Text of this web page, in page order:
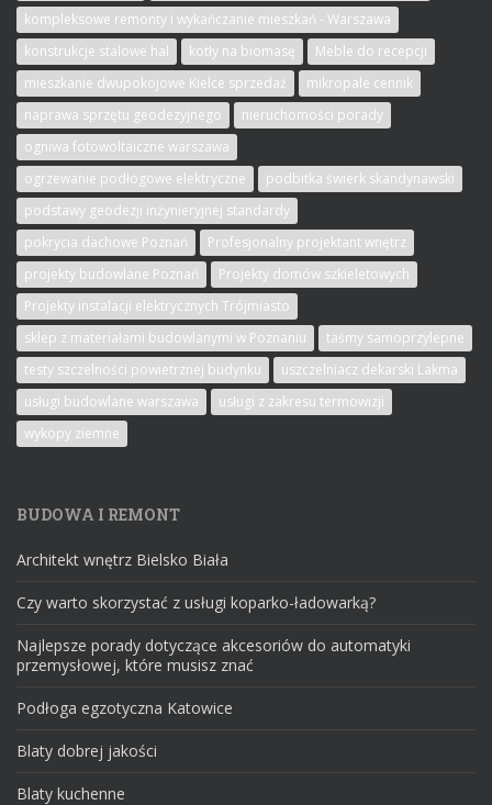
kompleksowe remonty i wykańczanie mieszkań - Warszawa
konstrukcje stalowe hal
kotły na biomasę
Meble do recepcji
mieszkanie dwupokojowe Kielce sprzedaż
mikropale cennik
naprawa sprzętu geodezyjnego
nieruchomości porady
ogniwa fotowoltaiczne warszawa
ogrzewanie podłogowe elektryczne
podbitka świerk skandynawski
podstawy geodezji inżynieryjnej standardy
pokrycia dachowe Poznań
Profesjonalny projektant wnętrz
projekty budowlane Poznań
Projekty domów szkieletowych
Projekty instalacji elektrycznych Trójmiasto
sklep z materiałami budowlanymi w Poznaniu
taśmy samoprzylepne
testy szczelności powietrznej budynku
uszczelniacz dekarski Lakma
usługi budowlane warszawa
usługi z zakresu termowizji
wykopy ziemne
BUDOWA I REMONT
Architekt wnętrz Bielsko Biała
Czy warto skorzystać z usługi koparko-ładowarką?
Najlepsze porady dotyczące akcesoriów do automatyki
przemysłowej, które musisz znać
Podłoga egzotyczna Katowice
Blaty dobrej jakości
Blaty kuchenne